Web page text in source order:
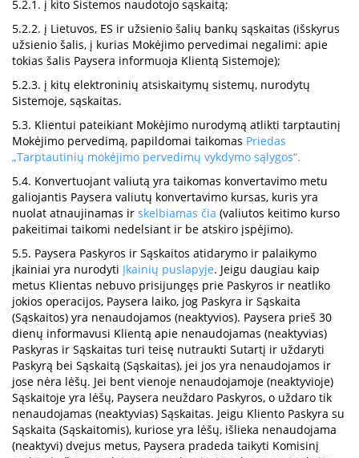
5.2.1. į kito Sistemos naudotojo sąskaitą;
5.2.2. į Lietuvos, ES ir užsienio šalių bankų sąskaitas (išskyrus
užsienio šalis, į kurias Mokėjimo pervedimai negalimi: apie
tokias šalis Paysera informuoja Klientą Sistemoje);
5.2.3. į kitų elektroninių atsiskaitymų sistemų, nurodytų
Sistemoje, sąskaitas.
5.3. Klientui pateikiant Mokėjimo nurodymą atlikti tarptautinį
Mokėjimo pervedimą, papildomai taikomas Priedas
„Tarptautinių mokėjimo pervedimų vykdymo sąlygos“.
5.4. Konvertuojant valiutą yra taikomas konvertavimo metu
galiojantis Paysera valiutų konvertavimo kursas, kuris yra
nuolat atnaujinamas ir skelbiamas čia (valiutos keitimo kurso
pakeitimai taikomi nedelsiant ir be atskiro įspėjimo).
5.5. Paysera Paskyros ir Sąskaitos atidarymo ir palaikymo
įkainiai yra nurodyti Įkainių puslapyje. Jeigu daugiau kaip
metus Klientas nebuvo prisijungęs prie Paskyros ir neatliko
jokios operacijos, Paysera laiko, jog Paskyra ir Sąskaita
(Sąskaitos) yra nenaudojamos (neaktyvios). Paysera prieš 30
dienų informavusi Klientą apie nenaudojamas (neaktyvias)
Paskyras ir Sąskaitas turi teisę nutraukti Sutartį ir uždaryti
Paskyrą bei Sąskaitą (Sąskaitas), jei jos yra nenaudojamos ir
jose nėra lėšų. Jei bent vienoje nenaudojamoje (neaktyvioje)
Sąskaitoje yra lėšų, Paysera neuždaro Paskyros, o uždaro tik
nenaudojamas (neaktyvias) Sąskaitas. Jeigu Kliento Paskyra su
Sąskaita (Sąskaitomis), kuriose yra lėšų, išlieka nenaudojama
(neaktyvi) dvejus metus, Paysera pradeda taikyti Komisinį